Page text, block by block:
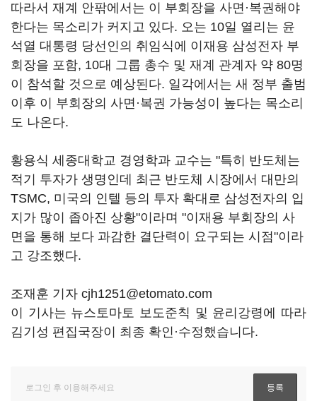
따라서 재계 안팎에서는 이 부회장을 사면·복권해야
한다는 목소리가 커지고 있다. 오는 10일 열리는 윤
석열 대통령 당선인의 취임식에 이재용 삼성전자 부
회장을 포함, 10대 그룹 총수 및 재계 관계자 약 80명
이 참석할 것으로 예상된다. 일각에서는 새 정부 출범
이후 이 부회장의 사면·복권 가능성이 높다는 목소리
도 나온다.
황용식 세종대학교 경영학과 교수는 "특히 반도체는
적기 투자가 생명인데 최근 반도체 시장에서 대만의
TSMC, 미국의 인텔 등의 투자 확대로 삼성전자의 입
지가 많이 좁아진 상황"이라며 "이재용 부회장의 사
면을 통해 보다 과감한 결단력이 요구되는 시점"이라
고 강조했다.
조재훈 기자 cjh1251@etomato.com
이 기사는 뉴스토마토 보도준칙 및 윤리강령에 따라
김기성 편집국장이 최종 확인·수정했습니다.